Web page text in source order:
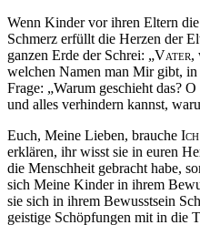
Wenn Kinder vor ihren Eltern
Schmerz erfüllt die Herzen der
ganzen Erde der Schrei: „Vater,
welchen Namen man Mir gibt,
Frage: „Warum geschieht das? O
und alles verhindern kannst,
Euch, Meine Lieben, brauche Ich
erklären, ihr wisst sie in euren
die Menschheit gebracht habe,
sich Meine Kinder in ihrem
sie sich in ihrem Bewusstsein
geistige Schöpfungen mit in die